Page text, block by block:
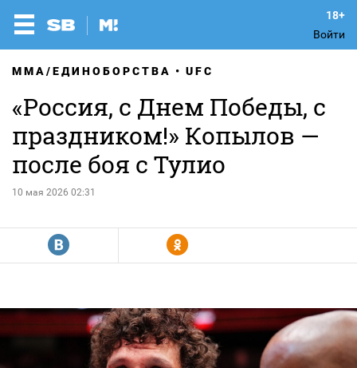
Войти
MMA/ЕДИНОБОРСТВА UFC
«Россия, с Днем Победы, с
праздником!» Копылов —
после боя с Тулио
10 мая 2026 02:31
R Y